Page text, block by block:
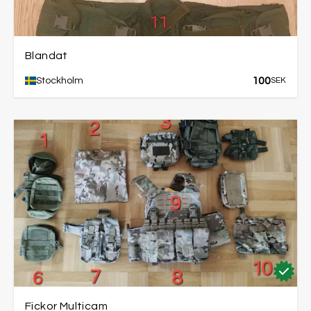
Blandat
Stockholm 100SEK
Fickor Multicam